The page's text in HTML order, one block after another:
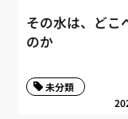
その水は、どこ
のか
未分類